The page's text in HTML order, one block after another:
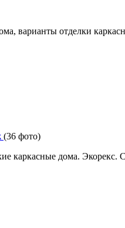
варианты отделки
(36 фото)
каркасные дома. Экорекс.